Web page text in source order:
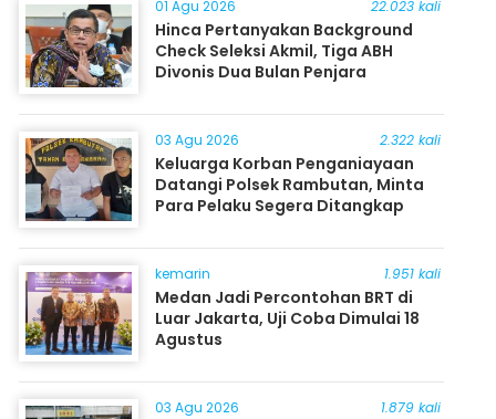
01 Agu 2026 22.023 kali
Hinca Pertanyakan Background
Check Seleksi Akmil, Tiga ABH
Divonis Dua Bulan Penjara
03 Agu 2026 2.322 kali
Keluarga Korban Penganiayaan
Datangi Polsek Rambutan, Minta
Para Pelaku Segera Ditangkap
kemarin 1.951 kali
Medan Jadi Percontohan BRT di
Luar Jakarta, Uji Coba Dimulai 18
Agustus
03 Agu 2026 1.879 kali